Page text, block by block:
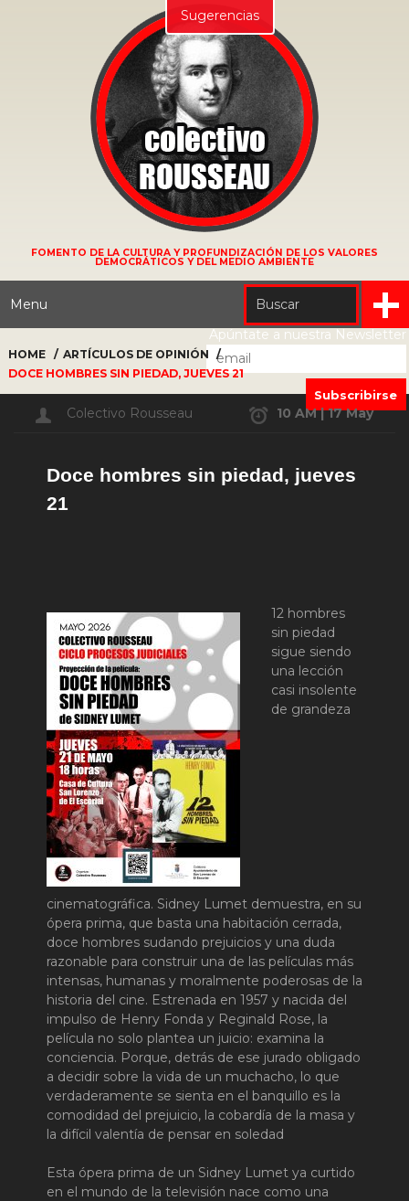
FOMENTO DE LA CULTURA Y PROFUNDIZACIÓN DE LOS VALORES
DEMOCRÁTICOS Y DEL MEDIO AMBIENTE
Menu
Apúntate a nuestra Newsletter
HOME
ARTÍCULOS DE OPINIÓN
DOCE HOMBRES SIN PIEDAD, JUEVES 21
Colectivo Rousseau 10 AM | 17 May
Doce hombres sin piedad, jueves
21
12 hombres
sin piedad
sigue siendo
una lección
casi insolente
de grandeza
cinematográfica. Sidney Lumet demuestra, en su
ópera prima, que basta una habitación cerrada,
doce hombres sudando prejuicios y una duda
razonable para construir una de las películas más
intensas, humanas y moralmente poderosas de la
historia del cine. Estrenada en 1957 y nacida del
impulso de Henry Fonda y Reginald Rose, la
película no solo plantea un juicio: examina la
conciencia. Porque, detrás de ese jurado obligado
a decidir sobre la vida de un muchacho, lo que
verdaderamente se sienta en el banquillo es la
comodidad del prejuicio, la cobardía de la masa y
la difícil valentía de pensar en soledad
Esta ópera prima de un Sidney Lumet ya curtido
en el mundo de la televisión nace como una
Sugerencias